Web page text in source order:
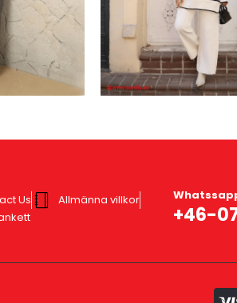
Us
Allmänna villkor
+46-